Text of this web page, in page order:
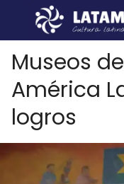
Museos
América
logros